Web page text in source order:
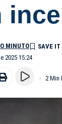
2025 15:24
MINUTO
2 Min